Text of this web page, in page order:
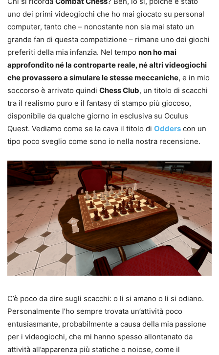
uno dei primi videogiochi che ho mai giocato su personal
computer, tanto che – nonostante non sia mai stato un
grande fan di questa competizione – rimane uno dei giochi
preferiti della mia infanzia. Nel tempo non ho mai
approfondito né la controparte reale, né altri videogiochi
che provassero a simulare le stesse meccaniche, e in mio
soccorso è arrivato quindi Chess Club, un titolo di scacchi
tra il realismo puro e il fantasy di stampo più giocoso,
disponibile da qualche giorno in esclusiva su Oculus
Quest. Vediamo come se la cava il titolo di Odders con un
tipo poco sveglio come sono io nella nostra recensione.
C’è poco da dire sugli scacchi: o li si amano o li si odiano.
Personalmente l’ho sempre trovata un’attività poco
entusiasmante, probabilmente a causa della mia passione
per i videogiochi, che mi hanno spesso allontanato da
attività all’apparenza più statiche o noiose, come il